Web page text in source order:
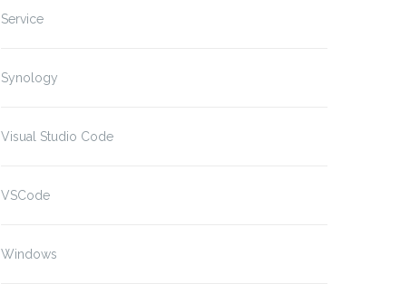
Service
Synology
Visual Studio Code
VSCode
Windows